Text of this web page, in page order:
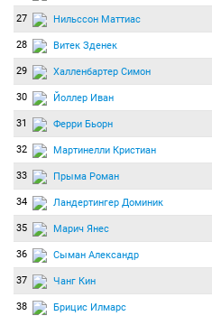
27 Нильссон Маттиас
28 Витек Зденек
29 Халленбартер Симон
30 Йоллер Иван
31 Ферри Бьорн
32 Мартинелли Кристиан
33 Прыма Роман
34 Ландертингер Доминик
35 Марич Янес
36 Сыман Александр
37 Чанг Кин
38 Брицис Илмарс